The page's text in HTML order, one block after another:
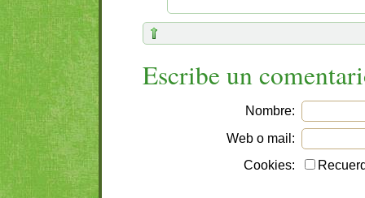
Escribe un
Nombre:
Web o mail:
Cookies: